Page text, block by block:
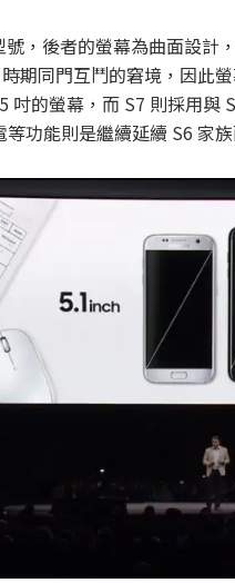
，後者的螢幕為曲面設
期同門互鬥的窘境，因此
吋的螢幕，而 S7 則採用
功能則是繼續延續 S6 家族